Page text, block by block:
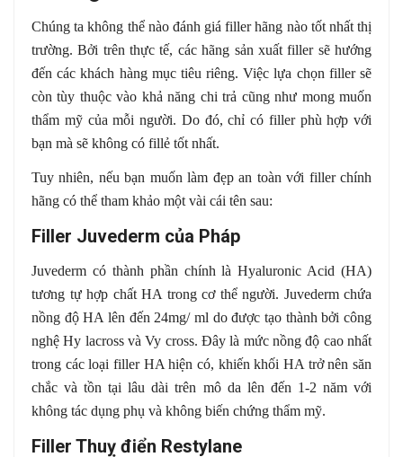
Chúng ta không thể nào đánh giá filler hãng nào tốt nhất thị
trường. Bởi trên thực tế, các hãng sản xuất filler sẽ hướng
đến các khách hàng mục tiêu riêng. Việc lựa chọn filler sẽ
còn tùy thuộc vào khả năng chi trả cũng như mong muốn
thẩm mỹ của mỗi người. Do đó, chỉ có filler phù hợp với
bạn mà sẽ không có fillẻ tốt nhất.
Tuy nhiên, nếu bạn muốn làm đẹp an toàn với filler chính
hãng có thể tham khảo một vài cái tên sau:
Filler Juvederm của Pháp
Juvederm có thành phần chính là Hyaluronic Acid (HA)
tương tự hợp chất HA trong cơ thể người. Juvederm chứa
nồng độ HA lên đến 24mg/ ml do được tạo thành bởi công
nghệ Hy lacross và Vy cross. Đây là mức nồng độ cao nhất
trong các loại filler HA hiện có, khiến khối HA trở nên săn
chắc và tồn tại lâu dài trên mô da lên đến 1-2 năm với
không tác dụng phụ và không biến chứng thẩm mỹ.
Filler Thuỵ điển Restylane